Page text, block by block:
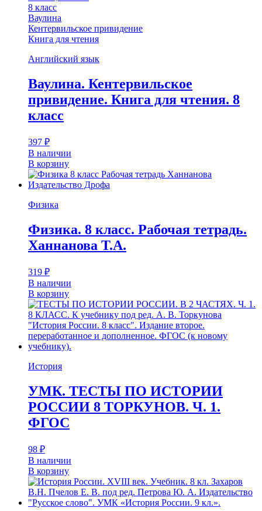
8 класс
Ваулина
Кентервильское привидение
Книга для чтения
Английский язык
Ваулина. Кентервильское
привидение. Книга для чтения. 8
класс
397 ₽
В наличии
В корзину
Физика
Физика. 8 класс. Рабочая тетрадь.
Ханнанова Т.А.
319 ₽
В наличии
В корзину
История
УМК. ТЕСТЫ ПО ИСТОРИИ
РОССИИ 8 ТОРКУНОВ. Ч. 1.
ФГОС
98 ₽
В наличии
В корзину